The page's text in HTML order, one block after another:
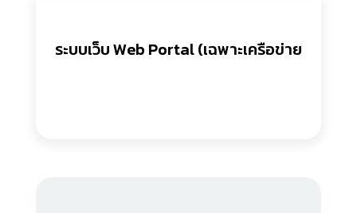
ระบบเว็บ Web Portal (เฉพาะเครือข่าย